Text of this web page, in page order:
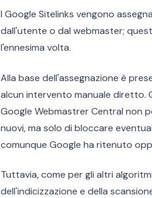
I Google Sitelinks vengono
dall'utente o dal webmaster;
l'ennesima volta.
Alla base dell'assegnazione è
alcun intervento manuale diretto.
Google Webmastrer Central non
nuovi, ma solo di bloccare
comunque Google ha ritenuto
Tuttavia, come per gli altri
dell'indicizzazione e della